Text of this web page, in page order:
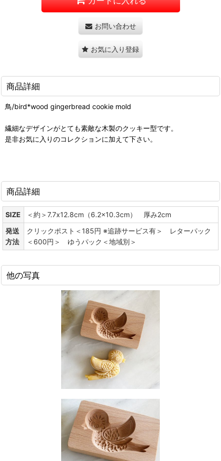
お問い合わせ
お気に入り登録
商品詳細
鳥/bird*wood gingerbread cookie mold
繊細なデザインがとても素敵な木製のクッキー型です。
是非お気に入りのコレクションに加えて下さい。
商品詳細
SIZE
＜約＞7.7x12.8cm（6.2x10.3cm） 厚み2cm
発送
方法
クリックポスト＜185円 ※追跡サービス有＞ レターパック
＜600円＞ ゆうパック＜地域別＞
他の写真